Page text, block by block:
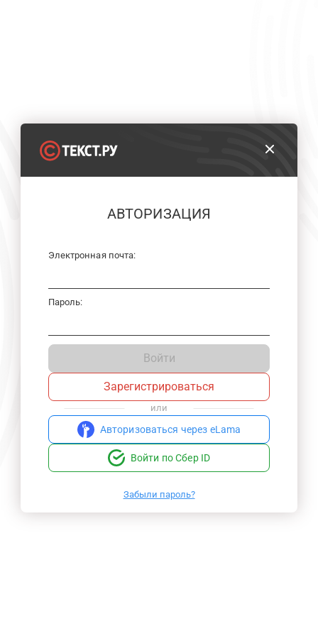
АВТОРИЗАЦИЯ
Электронная почта:
Пароль:
Войти
Зарегистрироваться
или
Авторизоваться через eLama
Войти по Сбер ID
Забыли пароль?